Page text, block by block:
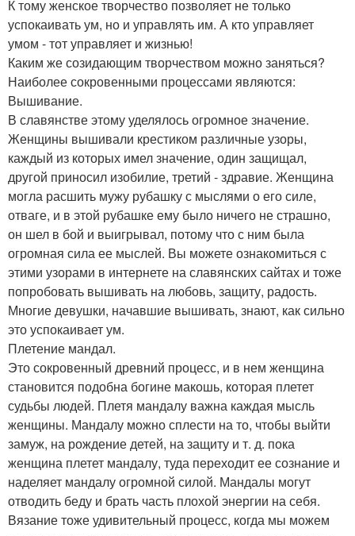
К тому женское творчество позволяет не только
успокаивать ум, но и управлять им. А кто управляет
умом - тот управляет и жизнью!
Каким же созидающим творчеством можно заняться?
Наиболее сокровенными процессами являются:
Вышивание.
В славянстве этому уделялось огромное значение.
Женщины вышивали крестиком различные узоры,
каждый из которых имел значение, один защищал,
другой приносил изобилие, третий - здравие. Женщина
могла расшить мужу рубашку с мыслями о его силе,
отваге, и в этой рубашке ему было ничего не страшно,
он шел в бой и выигрывал, потому что с ним была
огромная сила ее мыслей. Вы можете ознакомиться с
этими узорами в интернете на славянских сайтах и тоже
попробовать вышивать на любовь, защиту, радость.
Многие девушки, начавшие вышивать, знают, как сильно
это успокаивает ум.
Плетение мандал.
Это сокровенный древний процесс, и в нем женщина
становится подобна богине макошь, которая плетет
судьбы людей. Плетя мандалу важна каждая мысль
женщины. Мандалу можно сплести на то, чтобы выйти
замуж, на рождение детей, на защиту и т. д. пока
женщина плетет мандалу, туда переходит ее сознание и
наделяет мандалу огромной силой. Мандалы могут
отводить беду и брать часть плохой энергии на себя.
Вязание тоже удивительный процесс, когда мы можем